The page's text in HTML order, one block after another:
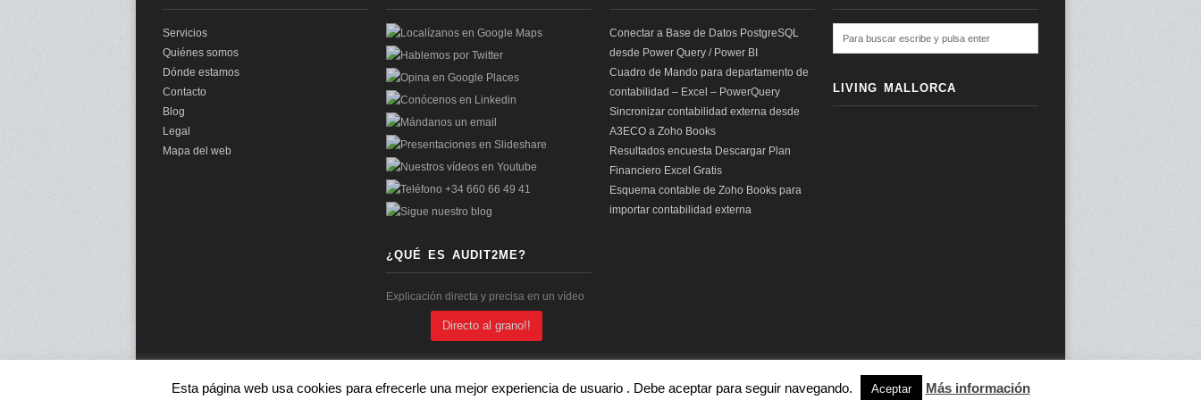
Servicios
Quiénes somos
Dónde estamos
Contacto
Blog
Legal
Mapa del web
¿QUÉ ES AUDIT2ME?
Explicación directa y precisa en un vídeo
Directo al grano!!
Conectar a Base de Datos PostgreSQL
desde Power Query / Power BI
Cuadro de Mando para departamento de
contabilidad – Excel – PowerQuery
Sincronizar contabilidad externa desde
A3ECO a Zoho Books
Resultados encuesta Descargar Plan
Financiero Excel Gratis
Esquema contable de Zoho Books para
importar contabilidad externa
LIVING MALLORCA
© 2026 audit2me | Aviso Legal| subir ↑
Esta página web usa cookies para efrecerle una mejor experiencia de usuario . Debe aceptar para seguir navegando. Aceptar Más información